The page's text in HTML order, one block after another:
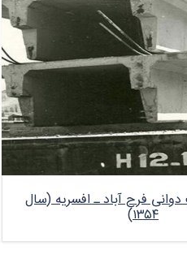
فرح آباد ـ افسریه (سال
۱۳۵۴)